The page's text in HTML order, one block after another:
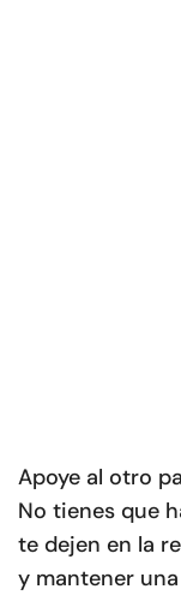
Apoye al otro
No tienes que
te dejen en la
y mantener